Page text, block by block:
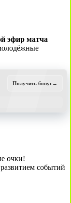
эфир матча
Получить бонус→
очки!
событий